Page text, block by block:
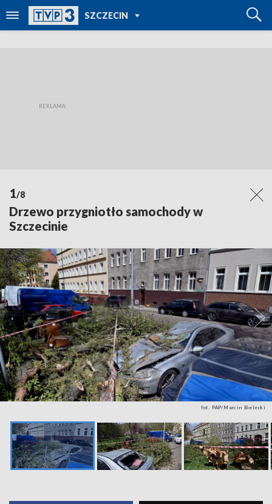
SZCZECIN
TVP REGIONY
1/8
Drzewo przygniotło samochody w
Szczecinie
fot. PAP/Marcin Bielecki